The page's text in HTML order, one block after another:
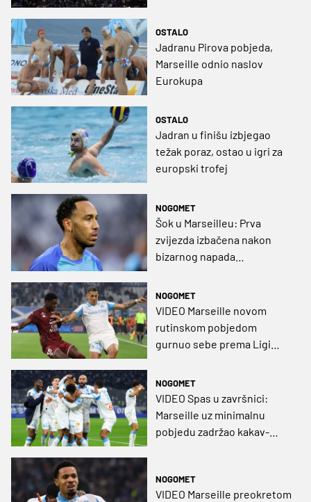
za Europu
OSTALO
Jadranu Pirova pobjeda,
Marseille odnio naslov
Eurokupa
OSTALO
Jadran u finišu izbjegao
težak poraz, ostao u igri za
europski trofej
NOGOMET
Šok u Marseilleu: Prva
zvijezda izbačena nakon
bizarnog napada
NOGOMET
VIDEO Marseille novom
rutinskom pobjedom
gurnuo sebe prema Ligi
NOGOMET
VIDEO Spas u završnici:
Marseille uz minimalnu
pobjedu zadržao kakav-
NOGOMET
VIDEO Marseille preokretom